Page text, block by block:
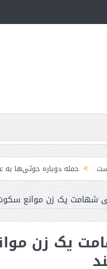
دوباره حوثی‌ها به عربستان؛
شهامت یک زن موانع
یک زن